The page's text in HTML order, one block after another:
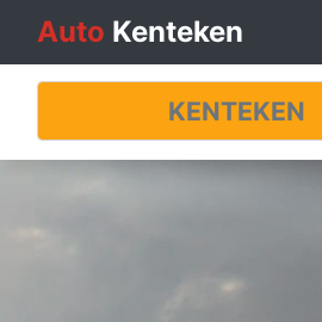
Auto Kenteken